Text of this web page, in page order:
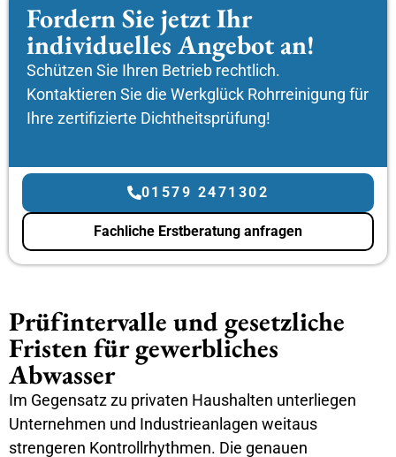
Fordern Sie jetzt Ihr
individuelles Angebot an!
Schützen Sie Ihren Betrieb rechtlich.
Kontaktieren Sie die Werkglück Rohrreinigung für
Ihre zertifizierte Dichtheitsprüfung!
01579 2471302
Fachliche Erstberatung anfragen
Prüfintervalle und gesetzliche
Fristen für gewerbliches
Abwasser
Im Gegensatz zu privaten Haushalten unterliegen
Unternehmen und Industrieanlagen weitaus
strengeren Kontrollrhythmen. Die genauen